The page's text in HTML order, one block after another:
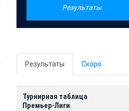
Результаты
Результаты Скоро
Турнирная таблица
Премьер-Лиги